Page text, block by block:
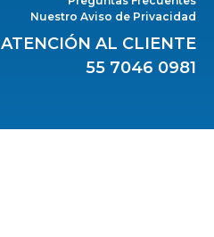
Nuestro Aviso de Privacidad
ATENCIÓN AL CLIENTE
55 7046 0981